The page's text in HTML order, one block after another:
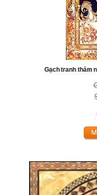
Gạch tranh thảm